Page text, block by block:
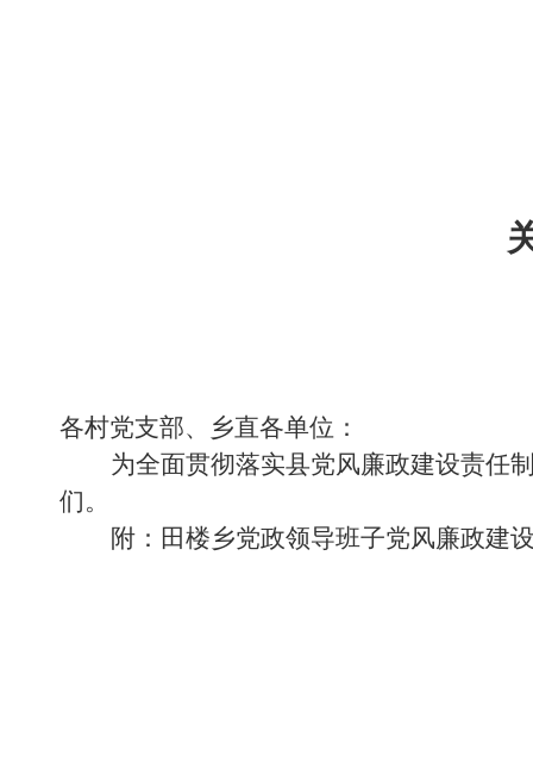
各村党支部、乡直各单位：
为全面贯彻落实县党风廉政建设责任
们。
附：田楼乡党政领导班子党风廉政建